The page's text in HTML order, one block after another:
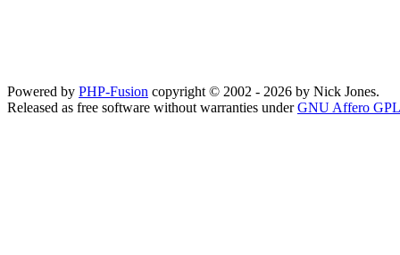
Powered by PHP-Fusion copyright © 2002 - 2026 by Nick Jones.
Released as free software without warranties underGNU Affero GPL